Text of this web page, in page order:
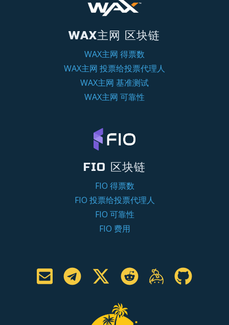
WAX主网 区块链
WAX主网 得票数
WAX主网 投票给投票代理人
WAX主网 基准测试
WAX主网 可靠性
FIO 区块链
FIO 得票数
FIO 投票给投票代理人
FIO 可靠性
FIO 费用